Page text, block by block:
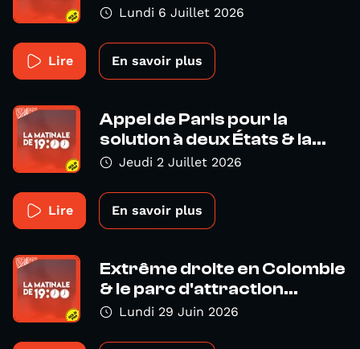
Lundi 6 Juillet 2026
Lire En savoir plus
Appel de Paris pour la
solution à deux États & la...
Jeudi 2 Juillet 2026
Lire En savoir plus
Extrême droite en Colombie
& le parc d'attraction...
Lundi 29 Juin 2026